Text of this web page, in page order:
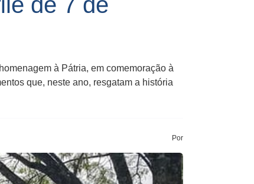
à Pátria, em comemoração à
que, neste ano, resgatam a história
Por